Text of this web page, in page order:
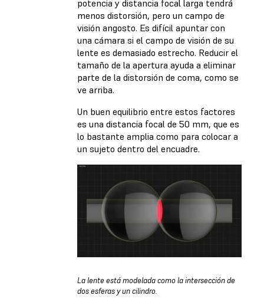
potencia y distancia focal larga tendrá
menos distorsión, pero un campo de
visión angosto. Es difícil apuntar con
una cámara si el campo de visión de su
lente es demasiado estrecho. Reducir el
tamaño de la apertura ayuda a eliminar
parte de la distorsión de coma, como se
ve arriba.
Un buen equilibrio entre estos factores
es una distancia focal de 50 mm, que es
lo bastante amplia como para colocar a
un sujeto dentro del encuadre.
La lente está modelada como la intersección de
dos esferas y un cilindro.